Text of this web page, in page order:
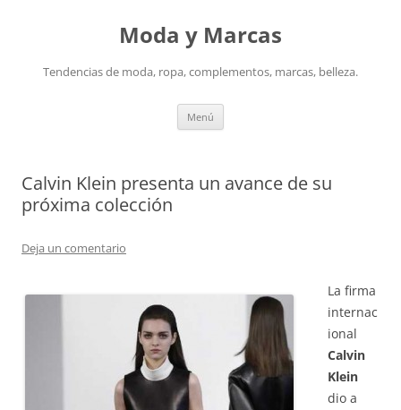
Moda y Marcas
Tendencias de moda, ropa, complementos, marcas, belleza.
Menú
Calvin Klein presenta un avance de su
próxima colección
Deja un comentario
La firma
internac
ional
Calvin
Klein
dio a